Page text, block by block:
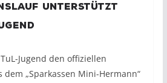
unterstützt
Jugend den offiziellen
dem „Sparkassen Mini-Hermann“